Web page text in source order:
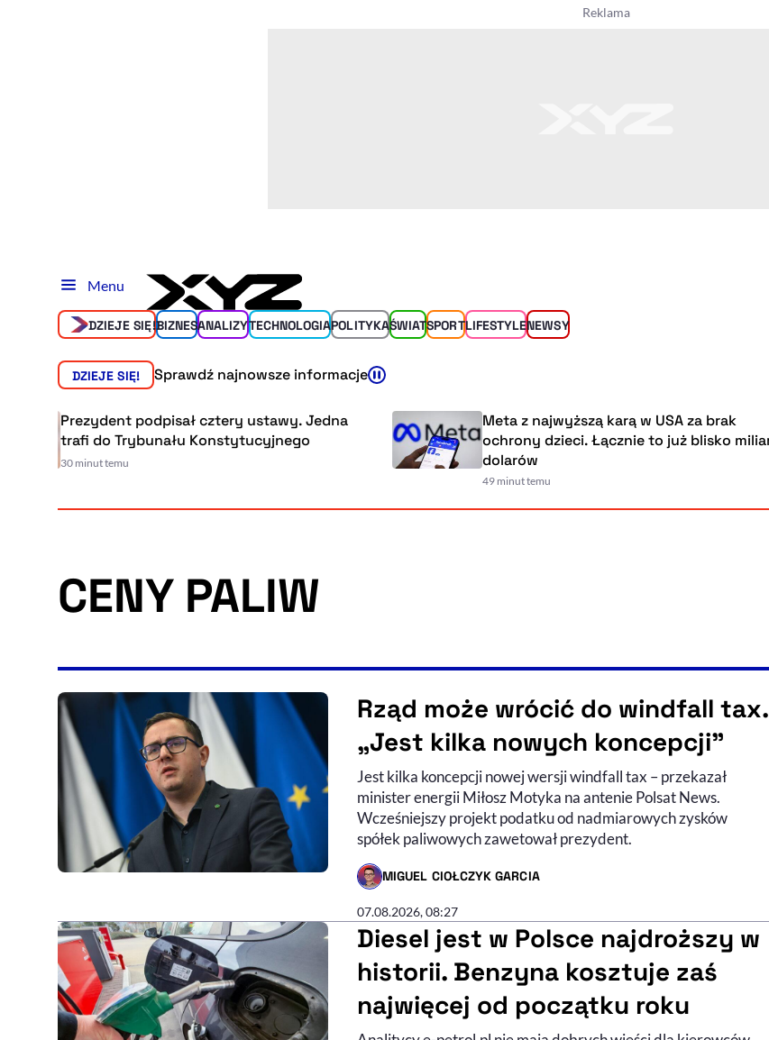
Menu
DZIEJE SIĘ!BIZNESANALIZYTECHNOLOGIAPOLITYKAŚWIATSPORTLIFESTYLENEWSY
DZIEJE SIĘ! Sprawdź najnowsze informacje
podpisał cztery ustawy. Jedna
do Trybunału Konstytucyjnego
minut temu
Meta z najwyższą karą w USA za brak
ochrony dzieci. Łącznie to już blisko miliard
dolarów
49 minut temu
CENY PALIW
Rząd może wrócić do windfall tax.
„Jest kilka nowych koncepcji”
Jest kilka koncepcji nowej wersji windfall tax – przekazał
minister energii Miłosz Motyka na antenie Polsat News.
Wcześniejszy projekt podatku od nadmiarowych zysków
spółek paliwowych zawetował prezydent.
MIGUEL CIOŁCZYK GARCIA
- AUTOR ARTYKUŁU - PROFIL
07.08.2026, 08:27
Diesel jest w Polsce najdroższy w
historii. Benzyna kosztuje zaś
najwięcej od początku roku